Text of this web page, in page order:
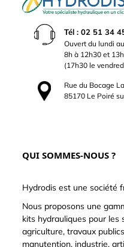
Tél : 02 51 34
Ouvert du lundi
8h à 12h30 et
(17h30 le
Rue du Bocage
85170 Le Poiré
QUI SOMMES-NOUS ?
Hydrodis est une société
Nous proposons une
kits hydrauliques pour les
agriculture, travaux
manutention, industrie,